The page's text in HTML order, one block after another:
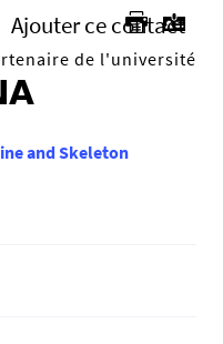
Ajouter ce contact
de l'université
and Skeleton